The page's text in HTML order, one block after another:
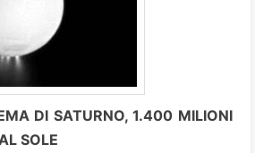
DI SATURNO, 1.400 MILIONI
SOLE